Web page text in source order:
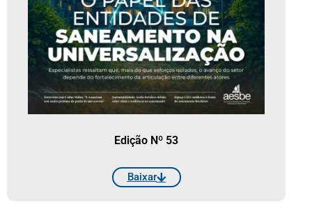
Edição Nº 53
Baixar